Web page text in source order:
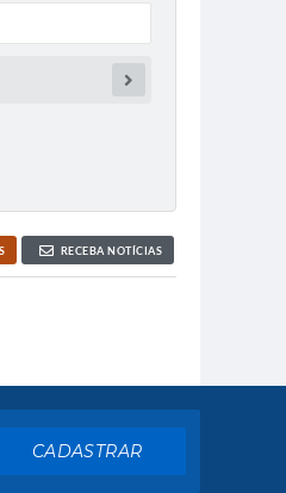
RECEBA NOTÍCIAS
CADASTRAR